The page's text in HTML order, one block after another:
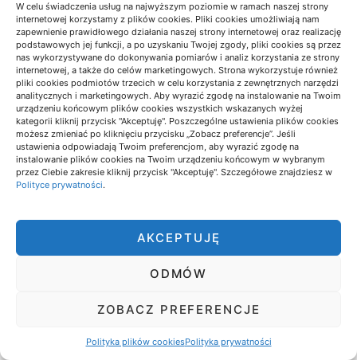
W celu świadczenia usług na najwyższym poziomie w ramach naszej strony
internetowej korzystamy z plików cookies. Pliki cookies umożliwiają nam
zapewnienie prawidłowego działania naszej strony internetowej oraz realizację
podstawowych jej funkcji, a po uzyskaniu Twojej zgody, pliki cookies są przez
nas wykorzystywane do dokonywania pomiarów i analiz korzystania ze strony
internetowej, a także do celów marketingowych. Strona wykorzystuje również
pliki cookies podmiotów trzecich w celu korzystania z zewnętrznych narzędzi
analitycznych i marketingowych. Aby wyrazić zgodę na instalowanie na Twoim
urządzeniu końcowym plików cookies wszystkich wskazanych wyżej
kategorii kliknij przycisk "Akceptuję". Poszczególne ustawienia plików cookies
możesz zmieniać po kliknięciu przycisku „Zobacz preferencje”. Jeśli
ustawienia odpowiadają Twoim preferencjom, aby wyrazić zgodę na
instalowanie plików cookies na Twoim urządzeniu końcowym w wybranym
przez Ciebie zakresie kliknij przycisk "Akceptuję". Szczegółowe znajdziesz w
Polityce prywatności.
AKCEPTUJĘ
ODMÓW
ZOBACZ PREFERENCJE
Polityka plików cookiesPolityka prywatności
Lifestyle Najlepsze psy
stróżujące dla Twojego
gospodarstwa
127 wyświetl. 3 minuta odczytu
Czy Twój dom lub gospodarstwo są wystarczająco
chronione? Jak wybrać odpowiedniego psa
stróżującego dla gospodarstwa to pytanie, które…